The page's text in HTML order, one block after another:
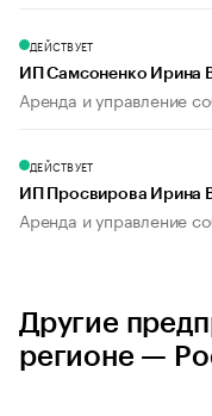
ДЕЙСТВУЕТ
ИП Самсоненко Ирина
Аренда и управление
ДЕЙСТВУЕТ
ИП Просвирова Ирина
Аренда и управление
Другие
регионе —